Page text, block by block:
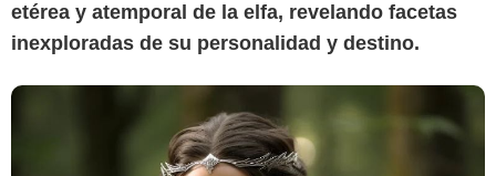
etérea y atemporal de la elfa, revelando facetas
inexploradas de su personalidad y destino.